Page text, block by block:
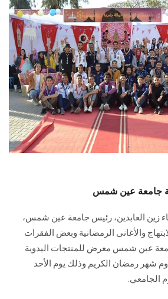
تواصل معنا
الطلاب
هيئة التدريس
الدراسات العليا
الخريجين
جامعة عين شمس
زين العابدين، رئيس جامعة عين شمس،
والأغانى الرمضانية وبعض الفقرات
عين شمس معرض للمنتجات اليدوية
شهر رمضان الكريم وذلك يوم الأحد